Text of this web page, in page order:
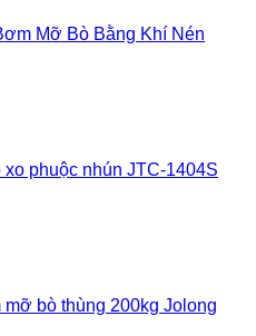
Mỡ Bò Bằng Khí Nén
xo phuộc nhún JTC-1404S
mỡ bò thùng 200kg Jolong